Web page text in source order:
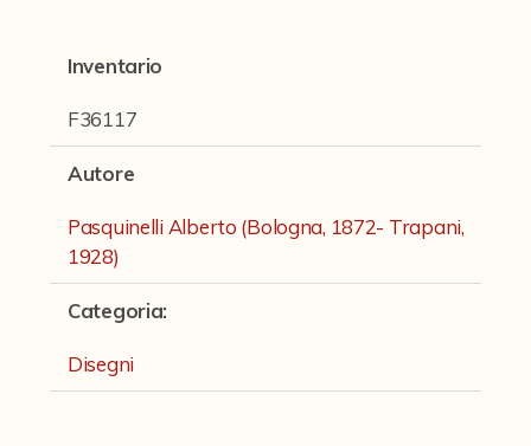
Manoscritti
Sculture
Testi a Stampa
virtual tour
Il progetto Digital Humanities
Inventario
F36117
Autore
Pasquinelli Alberto (Bologna, 1872- Trapani,
1928)
Categoria:
Disegni